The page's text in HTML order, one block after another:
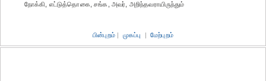
நோக்கி, எட்டுத்தொகை, சங்க, அவர், அறிந்தவராயிருந்தும்
பின்புறம் | முகப்பு | மேற்புறம்